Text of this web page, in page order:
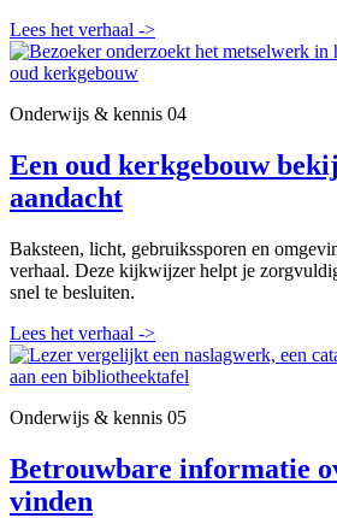
Lees het verhaal ->
Onderwijs & kennis 04
Een oud kerkgebouw
aandacht
Baksteen, licht, gebruikssporen en
verhaal. Deze kijkwijzer helpt je
snel te besluiten.
Lees het verhaal ->
Onderwijs & kennis 05
Betrouwbare informatie
vinden